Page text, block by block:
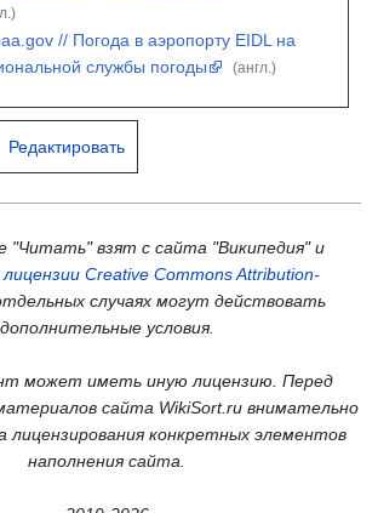
// Погода в аэропорту EIDL на
службы погоды
(англ.)
Редактировать
"Читать" взят с сайта "Википедия" и
лицензии Creative Commons Attribution-
случаях могут действовать
дополнительные условия.
может иметь иную лицензию. Перед
сайта WikiSort.ru внимательно
лицензирования конкретных элементов
наполнения сайта.